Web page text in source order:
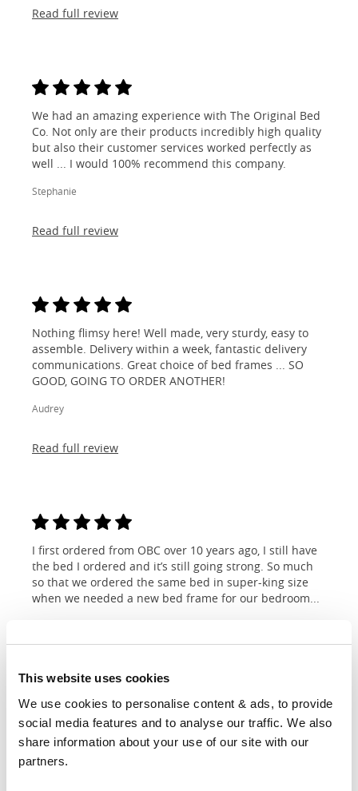
This website uses cookies
We use cookies to personalise content & ads, to provide
social media features and to analyse our traffic. We also
share information about your use of our site with our
partners.
Read full review
We had an amazing experience with The Original Bed
Co. Not only are their products incredibly high quality
but also their customer services worked perfectly as
well ... I would 100% recommend this company.
Stephanie
Read full review
Nothing flimsy here! Well made, very sturdy, easy to
assemble. Delivery within a week, fantastic delivery
communications. Great choice of bed frames ... SO
GOOD, GOING TO ORDER ANOTHER!
Audrey
Read full review
I first ordered from OBC over 10 years ago, I still have
the bed I ordered and it’s still going strong. So much
so that we ordered the same bed in super-king size
when we needed a new bed frame for our bedroom...
Dimensiones y adaptaciones